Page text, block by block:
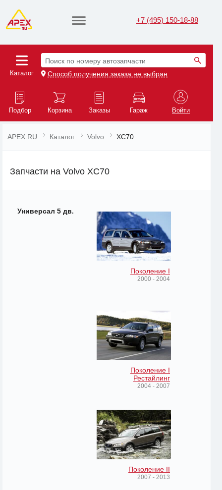
+7 (495) 150-18-88
Каталог
Поиск по номеру автозапчасти
Способ получения заказа не выбран
Подбор Корзина Заказы Гараж Войти
APEX.RU Каталог Volvo XC70
Запчасти на Volvo XC70
Универсал 5 дв.
Поколение I
2000 - 2004
Поколение I
Рестайлинг
2004 - 2007
Поколение II
2007 - 2013